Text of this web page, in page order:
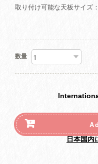
取り付け可能な天板サイズ
数量
日本国内